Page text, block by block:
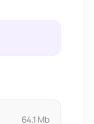
64.1 Mb